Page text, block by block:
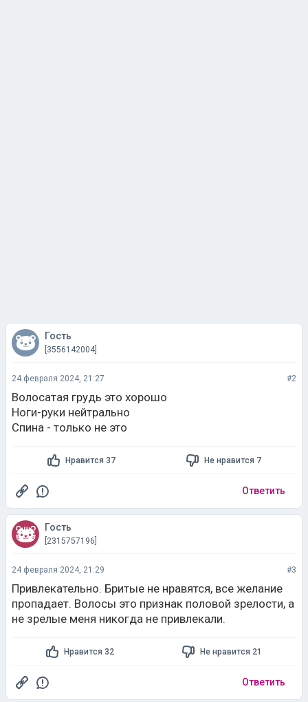
Гость
[3556142004]
24 февраля 2024, 21:27 #2
Волосатая грудь это хорошо
Ноги-руки нейтрально
Спина - только не это
Нравится 37 Не нравится 7
Ответить
Гость
[2315757196]
24 февраля 2024, 21:29 #3
Привлекательно. Бритые не нравятся, все желание
пропадает. Волосы это признак половой зрелости, а
не зрелые меня никогда не привлекали.
Нравится 32 Не нравится 21
Ответить